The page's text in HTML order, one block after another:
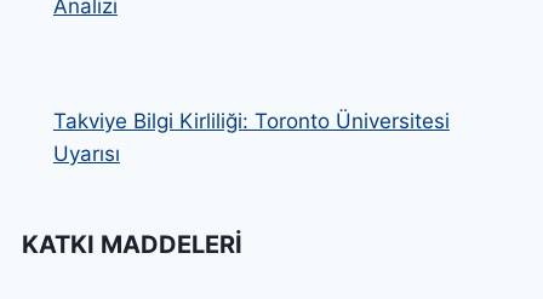
Analizi
Takviye Bilgi Kirliliği: Toronto Üniversitesi
Uyarısı
KATKI MADDELERI